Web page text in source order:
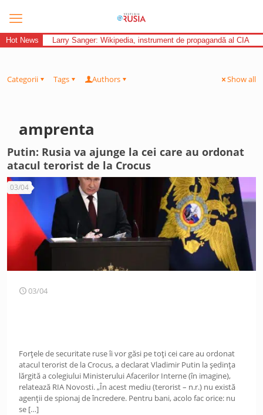
Hot News Larry Sanger: Wikipedia, instrument de propagandă al CIA
Categorii Tags Authors Show all
amprenta
Putin: Rusia va ajunge la cei care au ordonat
atacul terorist de la Crocus
03/04
03/04
Forțele de securitate ruse îi vor găsi pe toți cei care au ordonat
atacul terorist de la Crocus, a declarat Vladimir Putin la ședința
lărgită a colegiului Ministerului Afacerilor Interne (în imagine),
relatează RIA Novosti. „În acest mediu (terorist – n.r.) nu există
agenții de spionaj de încredere. Pentru bani, acolo fac orice: nu
se […]